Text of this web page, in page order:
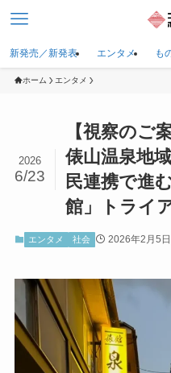
新発売／新発表 エンタメ も
ホーム エンタメ
【視察のご
俵山温泉地
民連携で進
館」トライ
2026
6/23
エンタメ 社会 2026年2月5日